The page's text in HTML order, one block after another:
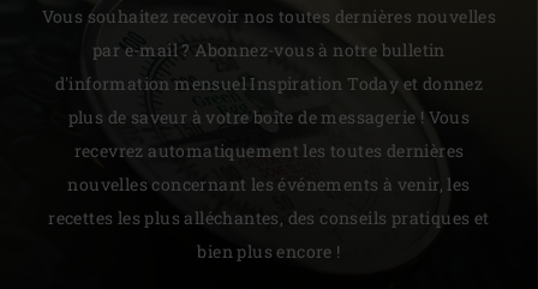
Vous souhaitez recevoir nos toutes dernières nouvelles
par e-mail ? Abonnez-vous à notre bulletin
d'information mensuel Inspiration Today et donnez
plus de saveur à votre boîte de messagerie ! Vous
recevrez automatiquement les toutes dernières
nouvelles concernant les événements à venir, les
recettes les plus alléchantes, des conseils pratiques et
bien plus encore !